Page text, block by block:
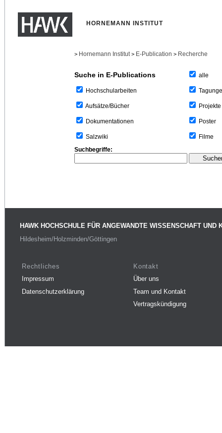
HORNEMANN INSTITUT
> Hornemann Institut > E-Publication > Recherche
Suche in E-Publications
Hochschularbeiten
Aufsätze/Bücher
Dokumentationen
Salzwiki
alle
Projekte
Poster
Filme
Suchbegriffe:
HAWK HOCHSCHULE FÜR ANGEWANDTE WISSENSCHAFT UND
Hildesheim/Holzminden/Göttingen
Rechtliches
Impressum
Datenschutzerklärung
Kontakt
Über uns
Team und Kontakt
Vertragskündigung